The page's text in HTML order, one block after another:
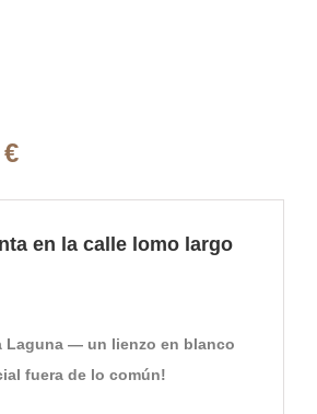
en la calle lomo largo
Laguna — un lienzo en blanco
fuera de lo común!